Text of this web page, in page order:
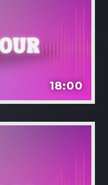
18:00